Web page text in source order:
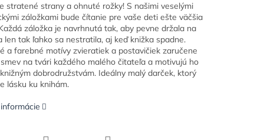
stratené strany a ohnuté rožky! S našimi veselými
záložkami bude čítanie pre vaše deti ešte väčšia
záložka je navrhnutá tak, aby pevne držala na
len tak ľahko sa nestratila, aj keď knižka spadne.
a farebné motívy zvieratiek a postavičiek zaručene
na tvári každého malého čitateľa a motivujú ho
dobrodružstvám. Ideálny malý darček, ktorý
lásku ku knihám.